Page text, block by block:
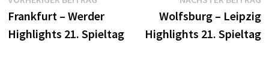
Beitrag:
Frankfurt – Werder
Highlights 21. Spieltag
Wolfsburg – Leipzig
Highlights 21. Spieltag